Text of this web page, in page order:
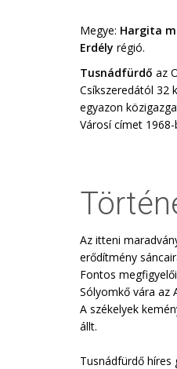
Megye: Hargita
Erdély régió.
Tusnádfürdő az
Csíkszeredától 32
egyazon
Városí címet
Az itteni
erődítmény
Fontos
Sólyomkő vára az
A székelyek
állt.
Tusnádfürdő híres